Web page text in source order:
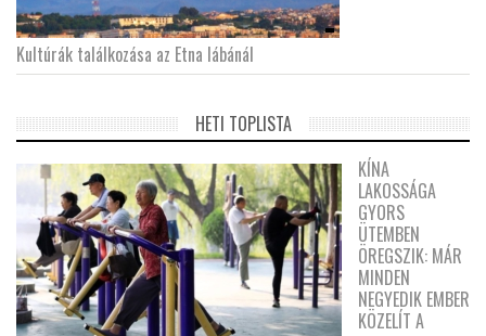
Kultúrák találkozása az Etna lábánál
HETI TOPLISTA
KÍNA
LAKOSSÁGA
GYORS
ÜTEMBEN
ÖREGSZIK: MÁR
MINDEN
NEGYEDIK EMBER
KÖZELÍT A